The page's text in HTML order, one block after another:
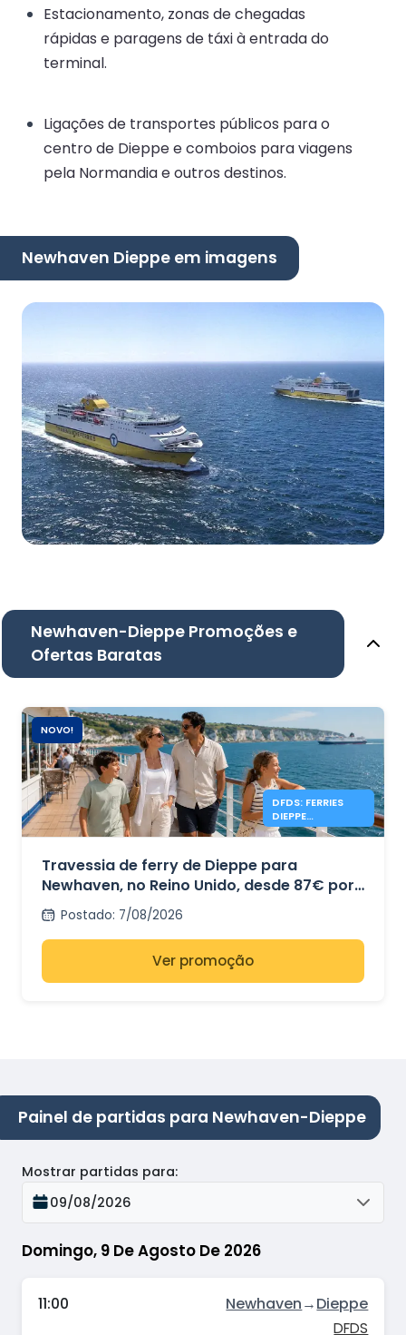
Estacionamento, zonas de chegadas
rápidas e paragens de táxi à entrada do
terminal.
Ligações de transportes públicos para o
centro de Dieppe e comboios para viagens
pela Normandia e outros destinos.
Newhaven Dieppe em imagens
Newhaven-Dieppe Promoções e
Ofertas Baratas
NOVO!
DFDS: FERRIES
DIEPPE
NEWHAVEN DESDE
Travessia de ferry de Dieppe para
Newhaven, no Reino Unido, desde 87€ por
carro + 4 pessoas com DFDS.
Postado: 7/08/2026
Ver promoção
Painel de partidas para Newhaven-Dieppe
Domingo, 9 De Agosto De 2026
Mostrar partidas para:
09/08/2026
11:00 Newhaven→Dieppe
DFDS